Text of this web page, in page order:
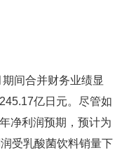
间合并财务业绩显
亿日元。尽管如
净利润预期，预计为
受乳酸菌饮料销量下